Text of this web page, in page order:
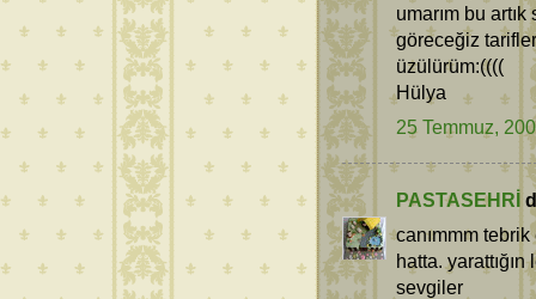
umarım bu
göreceğiz
üzülürüm:((((
Hülya
25 Temmuz,
PASTASEHRİ
canımmm
hatta.
sevgiler